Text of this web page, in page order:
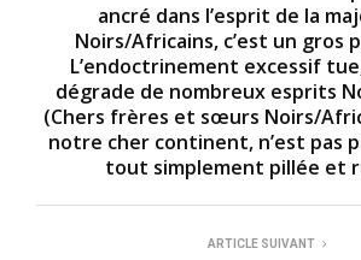
ancré dans l’esprit de la
Noirs/Africains, c’est un gros
L’endoctrinement excessif
dégrade de nombreux esprits
(Chers frères et sœurs Noirs/
notre cher continent, n’est pas
tout simplement pillée et
ARTICLE SUIVANT